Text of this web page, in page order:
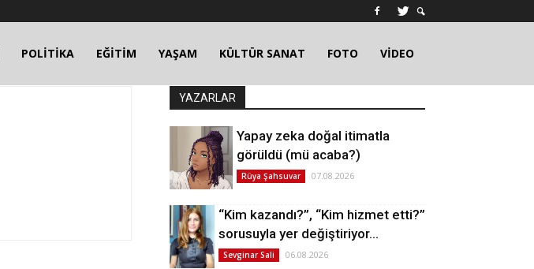
POLİTİKA EĞİTİM YAŞAM KÜLTÜR SANAT FOTO VİDEO
YAZARLAR
Yapay zeka doğal itimatla
görüldü (mü acaba?)
Rüya Şahsuvar 07.08.2026
“Kim kazandı?”, “Kim hizmet etti?”
sorusuyla yer değiştiriyor…
Sevginar Sali 06.08.2026